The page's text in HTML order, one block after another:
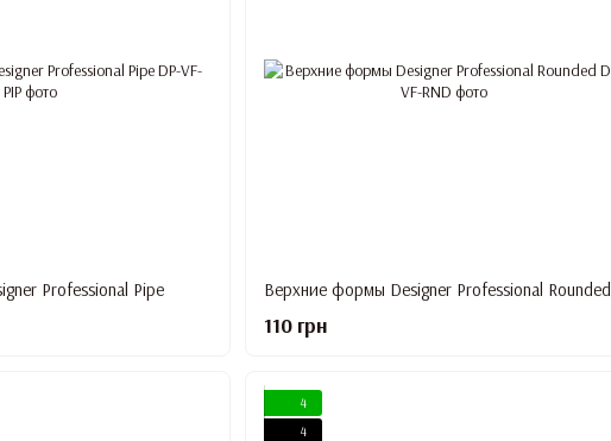
Professional Pipe Верхние формы Designer Professional Rounded
110 грн
4
4